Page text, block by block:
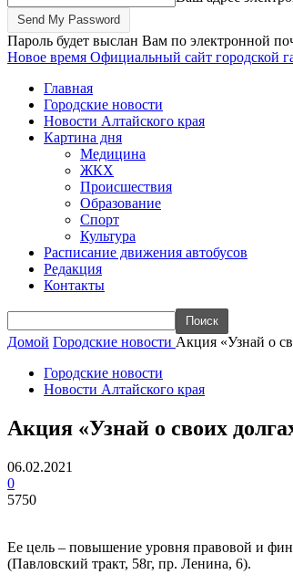
Пароль будет выслан Вам по электронной
Новое время Официальный сайт городской
Главная
Городские новости
Новости Алтайского края
Картина дня
Медицина
ЖКХ
Происшествия
Образование
Спорт
Культура
Расписание движения автобусов
Редакция
Контакты
Домой Городские новости Акция «Узнай о
Городские новости
Новости Алтайского края
Акция «Узнай о своих
06.02.2021
0
5750
Ее цель – повышение уровня правовой и
(Павловский тракт, 58г, пр. Ленина, 6).